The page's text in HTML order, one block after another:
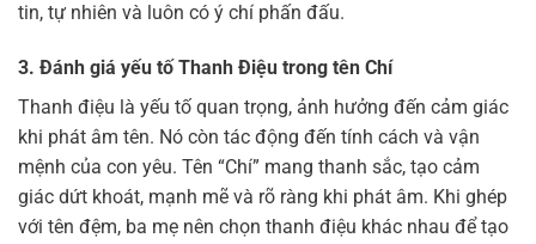
tin, tự nhiên và luôn có ý chí phấn đấu.
3. Đánh giá yếu tố Thanh Điệu trong tên Chí
Thanh điệu là yếu tố quan trọng, ảnh hưởng đến cảm giác
khi phát âm tên. Nó còn tác động đến tính cách và vận
mệnh của con yêu. Tên “Chí” mang thanh sắc, tạo cảm
giác dứt khoát, mạnh mẽ và rõ ràng khi phát âm. Khi ghép
với tên đệm, ba mẹ nên chọn thanh điệu khác nhau để tạo